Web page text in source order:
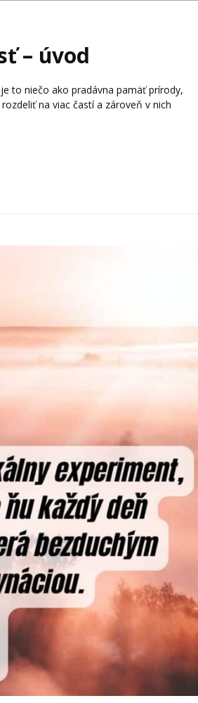
– úvod
to niečo ako pradávna pamäť prírody,
na viac častí a zároveň v nich